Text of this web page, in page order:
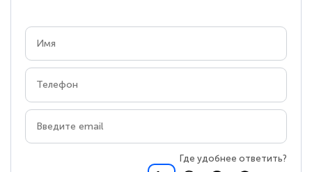
Где удобнее ответить?